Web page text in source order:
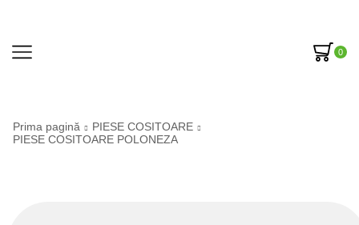
0
Prima pagină
PIESE COSITOARE
PIESE COSITOARE POLONEZA